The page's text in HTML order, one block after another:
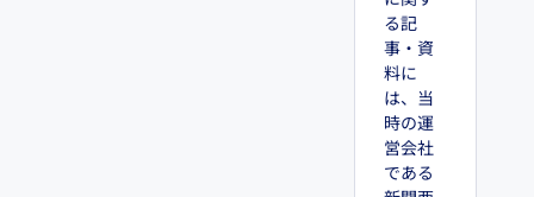
る記
事・資
料に
は、当
時の運
営会社
である